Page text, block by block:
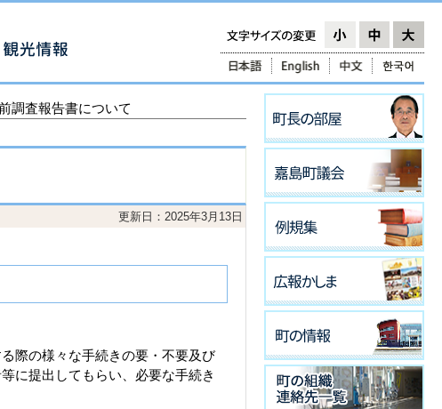
調査報告書について
更新日：2025年3月13日
際の様々な手続きの要・不要及び
に提出してもらい、必要な手続き